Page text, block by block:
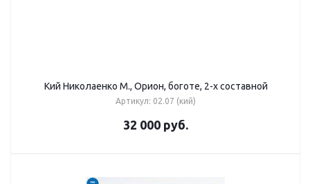
Кий Николаенко М., Орион, боготе, 2-х составной
Артикул: 02.07 (кий)
32 000 руб.